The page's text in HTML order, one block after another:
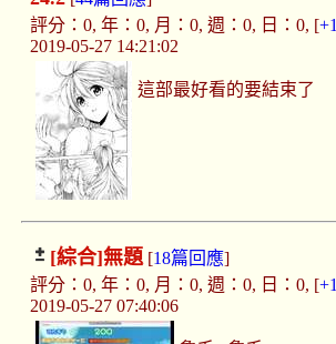
評分：0, 年：0, 月：0, 週：0, 日：0, [+1
2019-05-27 14:21:02
這部最好看的要結束了
[綜合]無題[18篇回應]
評分：0, 年：0, 月：0, 週：0, 日：0, [+1
2019-05-27 07:40:06